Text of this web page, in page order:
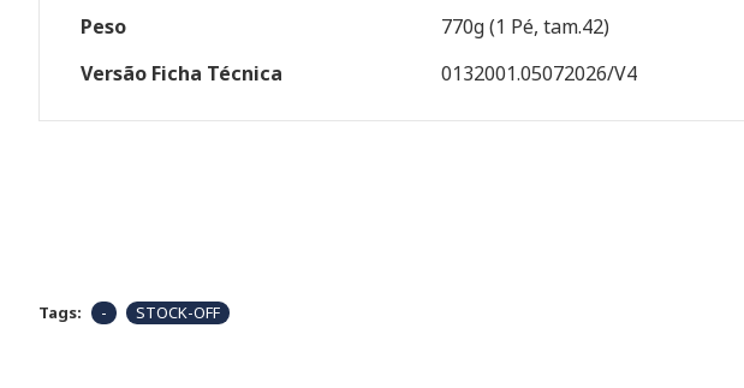
Peso
770g (1 Pé, tam.42)
Versão Ficha Técnica
0132001.05072026/V4
Tags: - STOCK-OFF